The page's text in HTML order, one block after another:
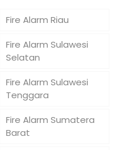
Fire Alarm Riau
Fire Alarm Sulawesi
Selatan
Fire Alarm Sulawesi
Tenggara
Fire Alarm Sumatera
Barat